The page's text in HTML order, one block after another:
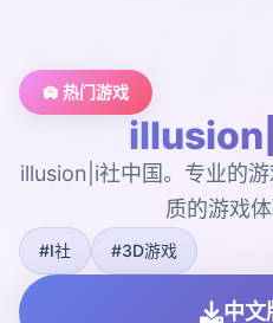
🛄 热门游戏
illusion|i社中国。专业的
质的游戏体
#I社 #3D游戏
中文